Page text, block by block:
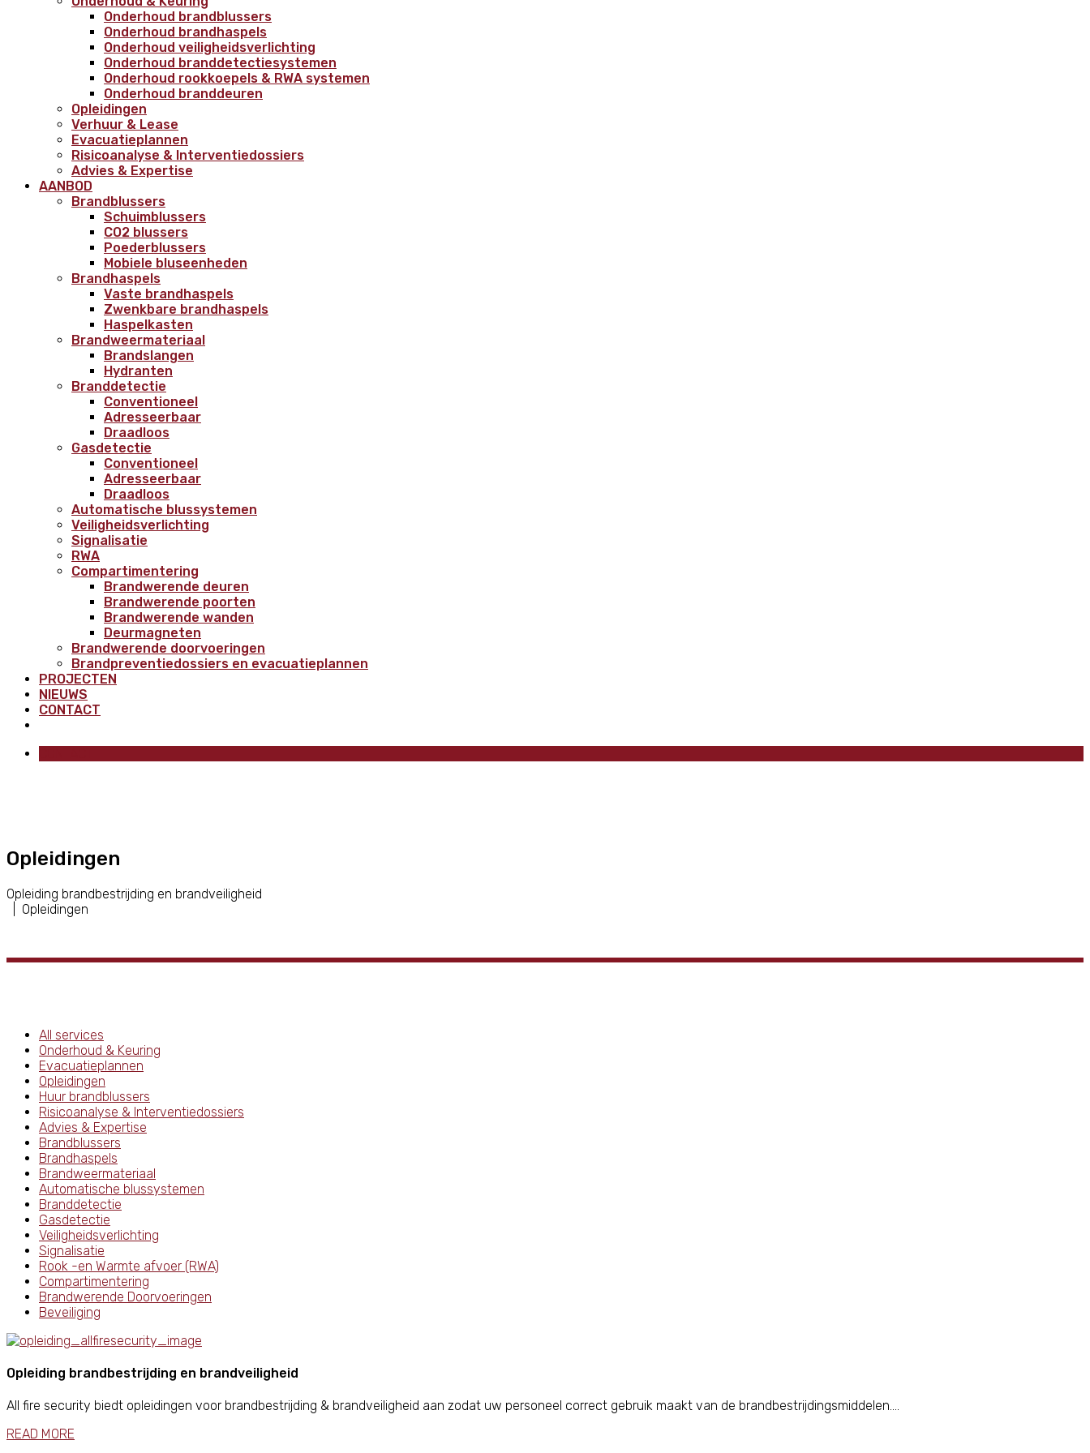
Onderhoud brandblussers
Onderhoud brandhaspels
Onderhoud veiligheidsverlichting
Onderhoud branddetectiesystemen
Onderhoud rookkoepels & RWA systemen
Onderhoud branddeuren
Opleidingen
Verhuur & Lease
Evacuatieplannen
Risicoanalyse & Interventiedossiers
Advies & Expertise
AANBOD
Brandblussers
Schuimblussers
CO2 blussers
Poederblussers
Mobiele bluseenheden
Brandhaspels
Vaste brandhaspels
Zwenkbare brandhaspels
Haspelkasten
Brandweermateriaal
Brandslangen
Hydranten
Branddetectie
Conventioneel
Adresseerbaar
Draadloos
Gasdetectie
Conventioneel
Adresseerbaar
Draadloos
Automatische blussystemen
Veiligheidsverlichting
Signalisatie
RWA
Compartimentering
Brandwerende deuren
Brandwerende poorten
Brandwerende wanden
Deurmagneten
Brandwerende doorvoeringen
Brandpreventiedossiers en evacuatieplannen
PROJECTEN
NIEUWS
CONTACT
Opleidingen
Opleiding brandbestrijding en brandveiligheid
| Opleidingen
All services
Onderhoud & Keuring
Evacuatieplannen
Opleidingen
Huur brandblussers
Risicoanalyse & Interventiedossiers
Advies & Expertise
Brandblussers
Brandhaspels
Brandweermateriaal
Automatische blussystemen
Branddetectie
Gasdetectie
Veiligheidsverlichting
Signalisatie
Rook -en Warmte afvoer (RWA)
Compartimentering
Brandwerende Doorvoeringen
Beveiliging
Opleiding brandbestrijding en brandveiligheid
All fire security biedt opleidingen voor brandbestrijding & brandveiligheid aan zodat uw personeel correct gebruik maakt van de brandbestrijdingsmiddelen....
READ MORE